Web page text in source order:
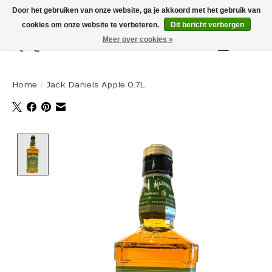
Home / Jack Daniels Apple 0.7L
Door het gebruiken van onze website, ga je akkoord met het gebruik van
cookies om onze website te verbeteren.
Dit bericht verbergen
Meer over cookies »